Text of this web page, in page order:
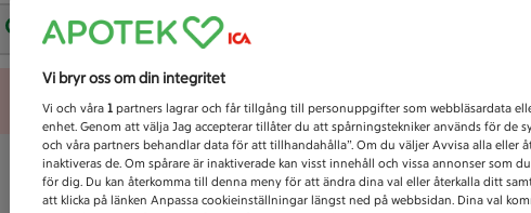
Vad letar du efter idag?
Unknown
Vi bryr oss om din integritet
Vi och våra 1 partners lagrar och får tillgång till personuppgifter som webbläsardata
enhet. Genom att välja Jag accepterar tillåter du att spårningstekniker används för de
och våra partners behandlar data för att tillhandahålla”. Om du väljer Avvisa alla eller
inaktiveras de. Om spårare är inaktiverade kan visst innehåll och vissa annonser som
för dig. Du kan återkomma till denna meny för att ändra dina val eller återkalla ditt
att klicka på länken Anpassa cookieinställningar längst ned på webbsidan. Dina val